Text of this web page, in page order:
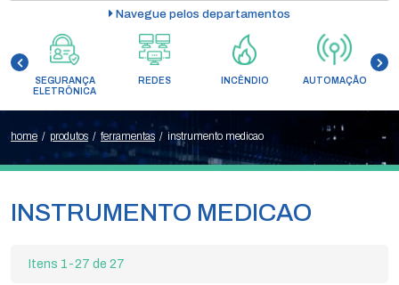
Navegue pelos departamentos
SEGURANÇA
ELETRÔNICA
REDES INCÊNDIO AUTOMAÇÃO
home / produtos / ferramentas / instrumento medicao
INSTRUMENTO MEDICAO
Itens 1-27 de 27